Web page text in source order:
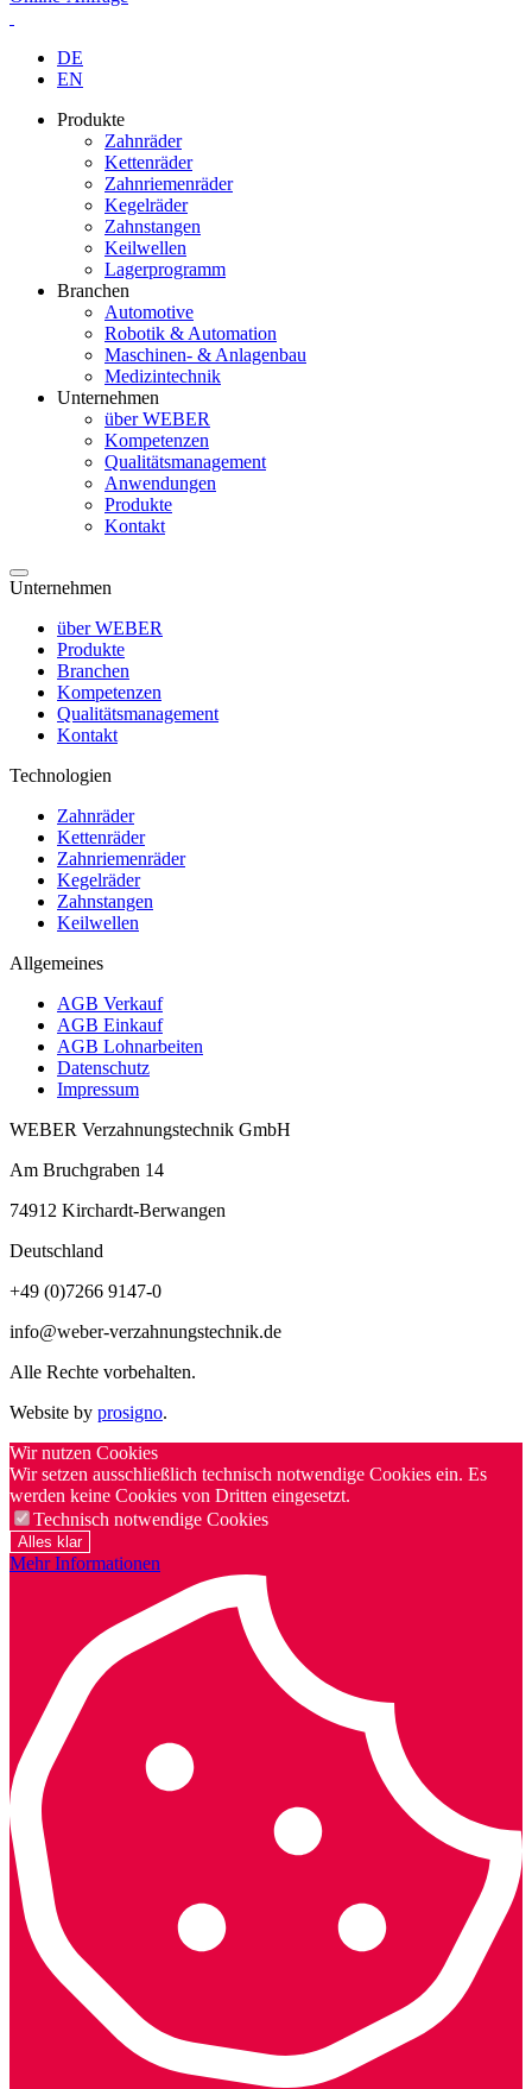
DE
EN
Produkte
Zahnräder
Kettenräder
Zahnriemenräder
Kegelräder
Zahnstangen
Keilwellen
Lagerprogramm
Branchen
Automotive
Robotik & Automation
Maschinen- & Anlagenbau
Medizintechnik
Unternehmen
über WEBER
Kompetenzen
Qualitätsmanagement
Anwendungen
Produkte
Kontakt
Unternehmen
über WEBER
Produkte
Branchen
Kompetenzen
Qualitätsmanagement
Kontakt
Technologien
Zahnräder
Kettenräder
Zahnriemenräder
Kegelräder
Zahnstangen
Keilwellen
Allgemeines
AGB Verkauf
AGB Einkauf
AGB Lohnarbeiten
Datenschutz
Impressum
WEBER Verzahnungstechnik GmbH
Am Bruchgraben 14
74912 Kirchardt-Berwangen
Deutschland
+49 (0)7266 9147-0
info@weber-verzahnungstechnik.de
Alle Rechte vorbehalten.
Website by prosigno.
Wir nutzen Cookies
Wir setzen ausschließlich technisch notwendige Cookies ein. Es
werden keine Cookies von Dritten eingesetzt.
Technisch notwendige Cookies
Alles klar
Mehr Informationen